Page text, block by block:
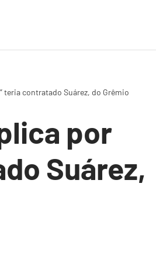
teria contratado Suárez, do Grêmio
por
Suárez,